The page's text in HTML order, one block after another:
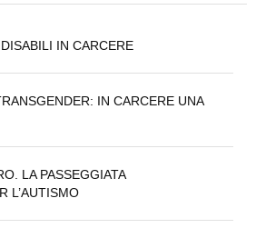
IN CARCERE
IN CARCERE UNA
LA PASSEGGIATA
L’AUTISMO